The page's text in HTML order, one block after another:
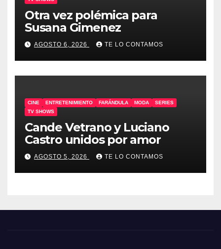
Otra vez polémica para
Susana Gimenez
AGOSTO 6, 2026 TE LO CONTAMOS
CINE ENTRETENIMIENTO FARÁNDULA MODA
SERIES
TV SHOWS
Cande Vetrano y Luciano
Castro unidos por amor
AGOSTO 5, 2026 TE LO CONTAMOS